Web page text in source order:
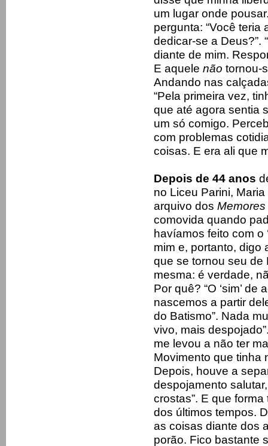
um lugar onde
pergunta: “Você teria
dedicar-se a Deus?”.
diante de mim.
E aquele não tornou-
Andando nas
“Pela primeira vez,
que até agora sentia
um só comigo.
com problemas
coisas. E era ali que
Depois de 44 anos
no Liceu Parini,
arquivo dos
comovida quando
havíamos feito com o
mim e, portanto, digo
que se tornou seu de
mesma: é verdade,
Por quê? “O ‘sim’ de
nascemos a partir
do Batismo”. Nada
vivo, mais
me levou a não ter
Movimento que tinha
Depois, houve a
despojamento
crostas”. E que forma
dos últimos tempos.
as coisas diante dos
porão. Fico bastante